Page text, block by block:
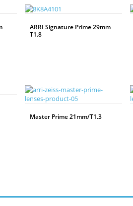
ARRI Signature Prime 29mm
T1.8
Master Prime 21mm/T1.3